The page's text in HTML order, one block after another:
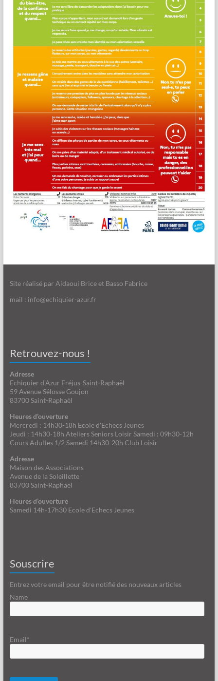
Site réalisé par Aidaoui Brice et Basso Fabrice
mail : info@echiquier-azur.fr
Retrouvez-nous !
Adresse
Echiquier d'Azur Fréjus-Saint-Raphaël
59 Avenue Sélosse Goujon
83700 Saint-Raphaël
Heures d’ouverture
Mercredi : 14h30-18h Ecole d'Echecs Jeunes
Jeudi : 14h30-18h Ateliers Seniors Loisir Samedi : 09h30-12h
Cours Adultes 1/2 Samedi 14h30-20h Club Loisir
Adresse
Maison des Associations
Avenue de la Soleillette
83700 Saint-Raphaël
Heures d’ouverture
Samedi 14h-17h30 Ecole d'Echecs Jeunes
Souscrire
Entrez votre email pour être notifié des nouveaux articles
Name
Email*